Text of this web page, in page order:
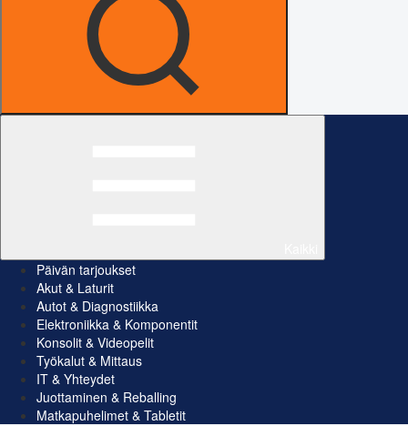
Päivän tarjoukset
Akut & Laturit
Autot & Diagnostiikka
Elektroniikka & Komponentit
Konsolit & Videopelit
Työkalut & Mittaus
IT & Yhteydet
Juottaminen & Reballing
Matkapuhelimet & Tabletit